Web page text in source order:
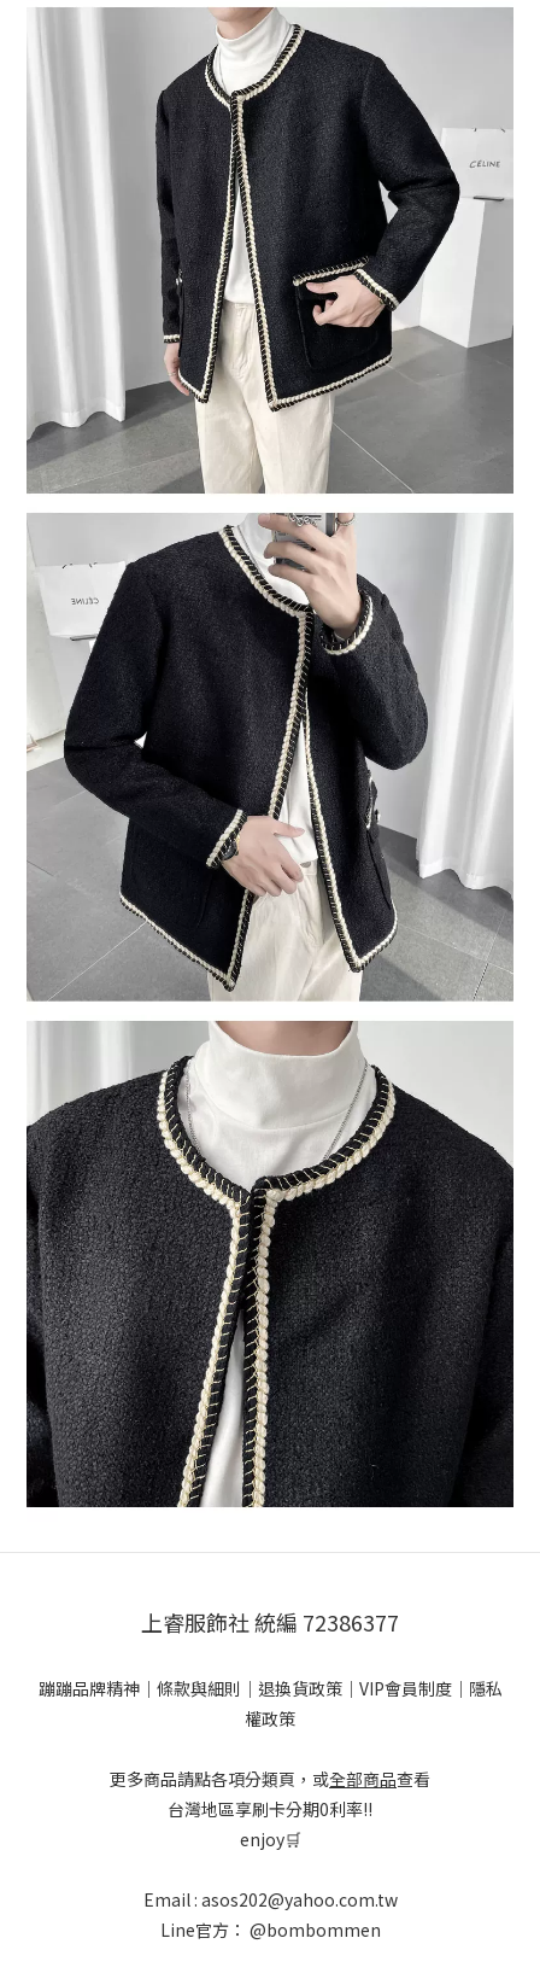
上睿服飾社 統編 72386377
蹦蹦品牌精神｜ 條款與細則 ｜ 退換貨政策｜ VIP會員制度｜ 隱私
權政策
更多商品請點各項分類頁，或全部商品查看
台灣地區享刷卡分期0利率!!
enjoy🛒
Email : asos202@yahoo.com.tw
Line官方： @bombommen